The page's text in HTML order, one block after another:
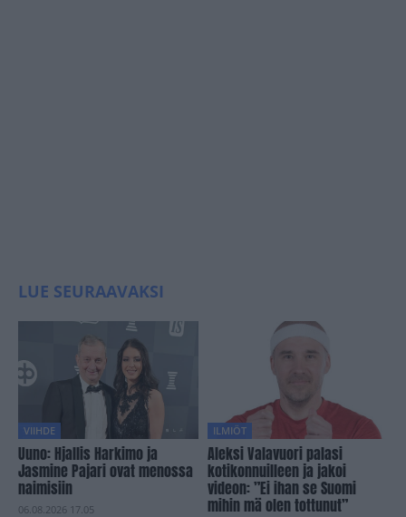
LUE SEURAAVAKSI
VIIHDE
Uuno: Hjallis Harkimo ja
Jasmine Pajari ovat menossa
naimisiin
06.08.2026 17.05
ILMIÖT
Aleksi Valavuori palasi
kotikonnuilleen ja jakoi
videon: ”Ei ihan se Suomi
mihin mä olen tottunut”